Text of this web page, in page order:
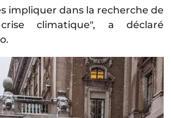
impliquer dans la recherche de
climatique", a déclaré